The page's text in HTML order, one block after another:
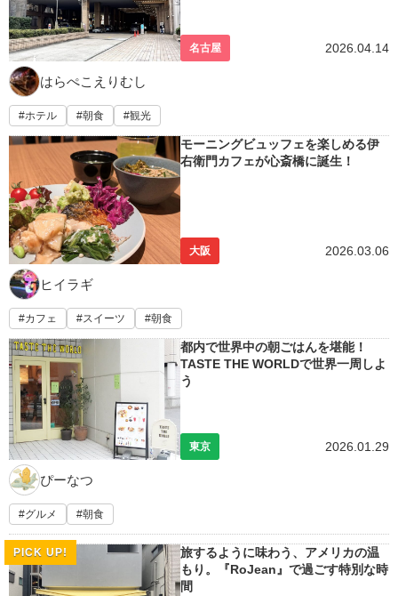
名古屋 2026.04.14
はらぺこえりむし
ホテル 朝食 観光
モーニングビュッフェを楽しめる伊
右衛門カフェが心斎橋に誕生！
大阪 2026.03.06
ヒイラギ
カフェ スイーツ 朝食
都内で世界中の朝ごはんを堪能！
TASTE THE WORLDで世界一周しよ
う
東京 2026.01.29
ぴーなつ
グルメ 朝食
PICK UP!
旅するように味わう、アメリカの温
もり。『RoJean』で過ごす特別な時
間